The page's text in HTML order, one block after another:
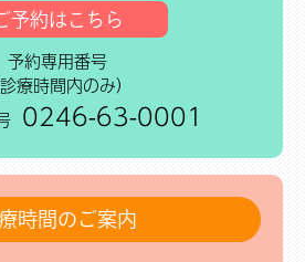
予約はこちら
予約専用番号
診療時間内のみ）
0246-63-0001
時間のご案内